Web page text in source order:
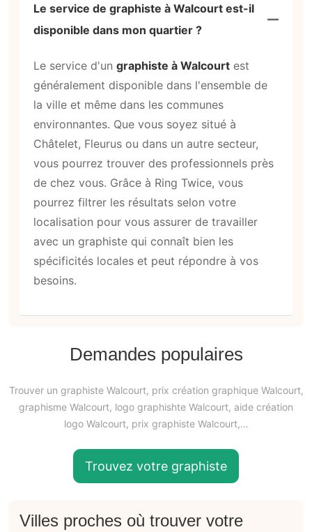
Le service de graphiste à Walcourt est-il
disponible dans mon quartier ?
Le service d'un graphiste à Walcourt est
généralement disponible dans l'ensemble de
la ville et même dans les communes
environnantes. Que vous soyez situé à
Châtelet, Fleurus ou dans un autre secteur,
vous pourrez trouver des professionnels près
de chez vous. Grâce à Ring Twice, vous
pourrez filtrer les résultats selon votre
localisation pour vous assurer de travailler
avec un graphiste qui connaît bien les
spécificités locales et peut répondre à vos
besoins.
Demandes populaires
Trouver un graphiste Walcourt, prix création graphique Walcourt,
graphisme Walcourt, logo graphishte Walcourt, aide création
logo Walcourt, prix graphiste Walcourt,…
Trouvez votre graphiste
Villes proches où trouver votre